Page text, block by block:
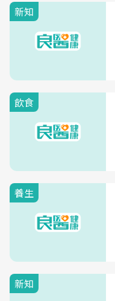
新知
飲食
養生
新知